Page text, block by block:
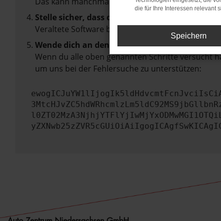
Stelle sicher, dass dein Browser und dein
Veraltete Software birgt nicht nur ein
Wende dich an den Webseitenbetreiber.
Wenn du alle oben genannten Schritte versucht
um uns bei der Fehlersuche zu unterstützen:
die für Ihre Interessen relevant
Speichern